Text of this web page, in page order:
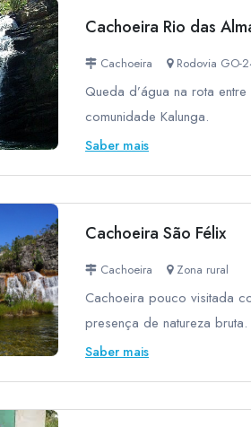
Cachoeira Rio das
Cachoeira Rodovia GO-
Queda d’água na rota
comunidade Kalunga.
Saber mais
Cachoeira São Félix
Cachoeira Zona rural
Cachoeira pouco visitada
presença de natureza bruta.
Saber mais